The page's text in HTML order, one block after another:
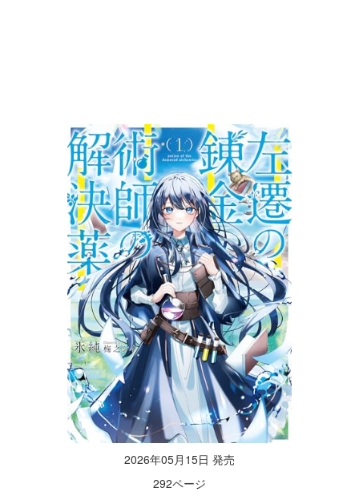
2026年05月15日 発売
292ページ